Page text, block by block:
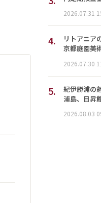
2026.07.31
4.
リトアニ
京都庭園美
2026.07.30
5.
紀伊勝浦の
浦島、日昇
2026.08.03